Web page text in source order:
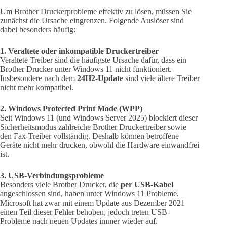
Um Brother Druckerprobleme effektiv zu lösen, müssen Sie
zunächst die Ursache eingrenzen. Folgende Auslöser sind
dabei besonders häufig:
1. Veraltete oder inkompatible Druckertreiber
Veraltete Treiber sind die häufigste Ursache dafür, dass ein
Brother Drucker unter Windows 11 nicht funktioniert.
Insbesondere nach dem 24H2-Update sind viele ältere Treiber
nicht mehr kompatibel.
2. Windows Protected Print Mode (WPP)
Seit Windows 11 (und Windows Server 2025) blockiert dieser
Sicherheitsmodus zahlreiche Brother Druckertreiber sowie
den Fax-Treiber vollständig. Deshalb können betroffene
Geräte nicht mehr drucken, obwohl die Hardware einwandfrei
ist.
3. USB-Verbindungsprobleme
Besonders viele Brother Drucker, die per USB-Kabel
angeschlossen sind, haben unter Windows 11 Probleme.
Microsoft hat zwar mit einem Update aus Dezember 2021
einen Teil dieser Fehler behoben, jedoch treten USB-
Probleme nach neuen Updates immer wieder auf.